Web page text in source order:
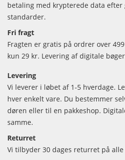
betaling med krypterede data
standarder.
Fri fragt
Fragten er gratis på ordrer over
kun 29 kr. Levering af digitale
Levering
Vi leverer i løbet af 1-5 hverdage.
hver enkelt vare. Du bestemmer
døren eller til en pakkeshop.
samme.
Returret
Vi tilbyder 30 dages returret på alle